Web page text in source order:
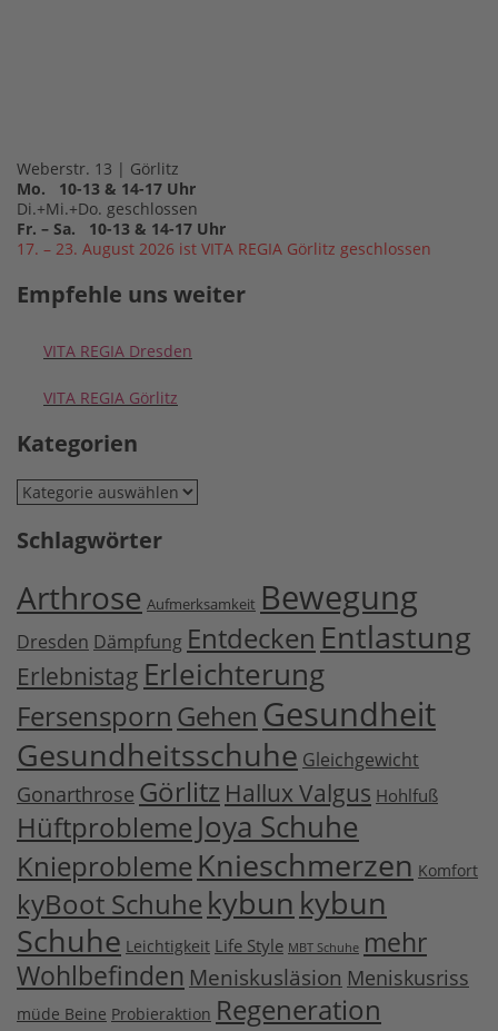
Weberstr. 13 | Görlitz
Mo. 10-13 & 14-17 Uhr
Di.+Mi.+Do. geschlossen
Fr. – Sa. 10-13 & 14-17 Uhr
17. – 23. August 2026 ist VITA REGIA Görlitz geschlossen
Empfehle uns weiter
VITA REGIA Dresden
VITA REGIA Görlitz
Kategorien
Kategorien
Schlagwörter
Arthrose Aufmerksamkeit Bewegung
Dresden Dämpfung Entdecken Entlastung
Erlebnistag Erleichterung
Fersensporn Gehen Gesundheit
Gesundheitsschuhe Gleichgewicht
Gonarthrose Görlitz Hallux Valgus Hohlfuß
Hüftprobleme Joya Schuhe
Knieprobleme Knieschmerzen Komfort
kyBoot Schuhe kybun kybun
Schuhe Leichtigkeit Life Style MBT Schuhe mehr
Wohlbefinden Meniskusläsion Meniskusriss
müde Beine Probieraktion Regeneration